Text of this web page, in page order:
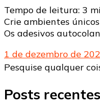
Tempo de leitura: 3
Crie ambientes
Os adesivos
1 de dezembro de
Procurando
Pesquise qualquer
Posts recentes